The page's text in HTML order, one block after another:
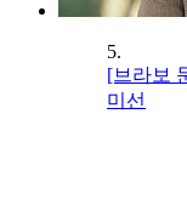
5.
[브라보
미선